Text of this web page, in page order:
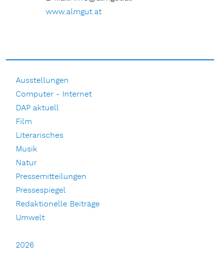
www.almgut.at
Ausstellungen
Computer - Internet
DAP aktuell
Film
Literarisches
Musik
Natur
Pressemitteilungen
Pressespiegel
Redaktionelle Beiträge
Umwelt
2026